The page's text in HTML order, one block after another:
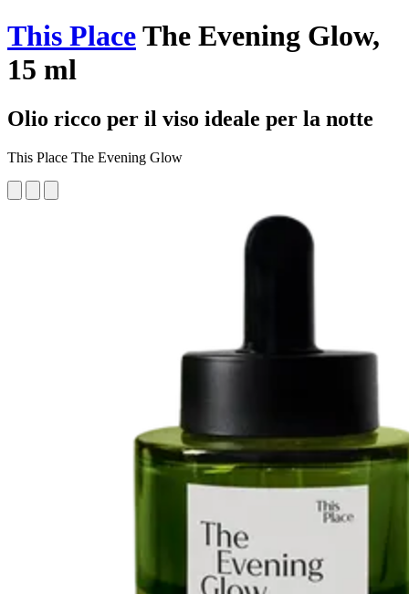
This PlaceThe Evening Glow,
15 ml
Olio ricco per il viso ideale per la notte
This Place The Evening Glow